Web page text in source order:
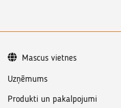
Uzņēmums
Produkti un pakalpojumi
Mascus vietnes